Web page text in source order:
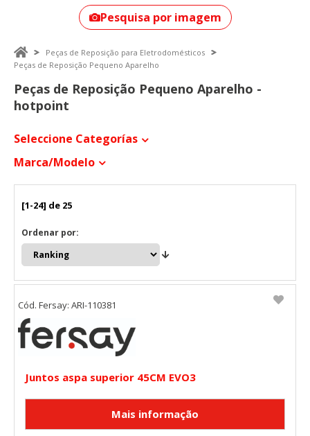
Pesquisa por imagem
Peças de Reposição para Eletrodomésticos
Peças de Reposição Pequeno Aparelho
Peças de Reposição Pequeno Aparelho -
hotpoint
Seleccione Categorías
Marca/modelo
[1-24] de 25
Ordenar por:
Juntos aspa superior 45CM EVO3
Cód. Fersay: ARI-110381